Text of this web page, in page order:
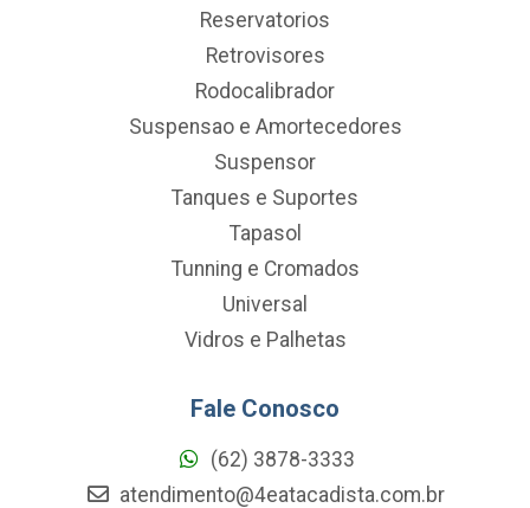
Reservatorios
Retrovisores
Rodocalibrador
Suspensao e Amortecedores
Suspensor
Tanques e Suportes
Tapasol
Tunning e Cromados
Universal
Vidros e Palhetas
Fale Conosco
(62) 3878-3333
atendimento@4eatacadista.com.br